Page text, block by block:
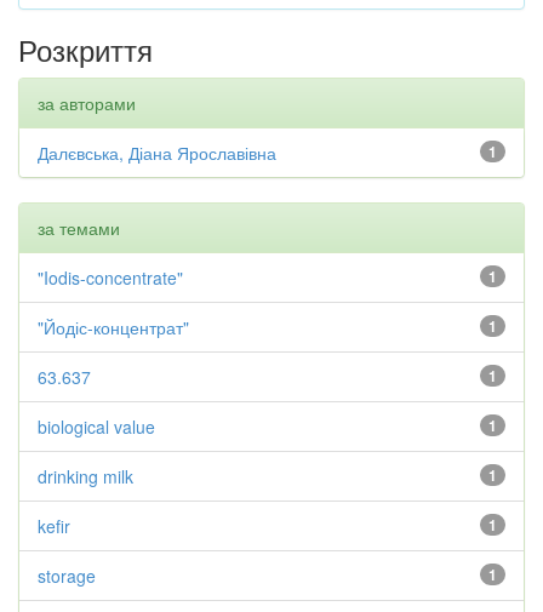
Розкриття
за авторами
1
Далєвська, Діана Ярославівна
за темами
1
"Iodis-concentrate"
1
"Йодіс-концентрат"
1
63.637
1
biological value
1
drinking milk
1
kefir
1
storage